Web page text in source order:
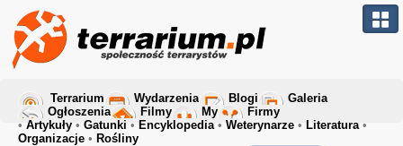
Terrarium Wydarzenia Blogi
Galeria
Ogłoszenia
Filmy My
Firmy
• Artykuły • Gatunki • Encyklopedia• Weterynarze • Literatura•
Organizacje • Rośliny